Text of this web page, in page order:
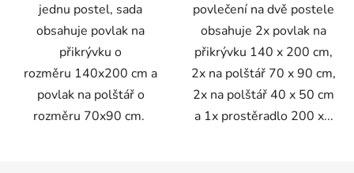
jednu postel, sada
obsahuje povlak na
přikrývku o
rozměru 140x200 cm a
povlak na polštář o
rozměru 70x90 cm.
povlečení na dvě postele
obsahuje 2x povlak na
přikrývku 140 x 200 cm,
2x na polštář 70 x 90 cm,
2x na polštář 40 x 50 cm
a 1x prostěradlo 200 x...